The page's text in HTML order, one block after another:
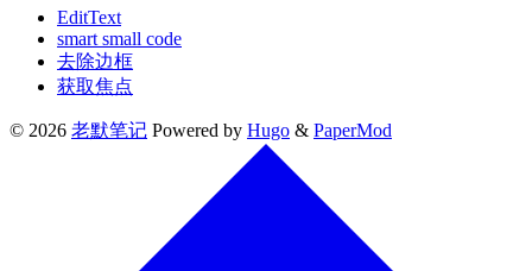
EditText
smart small code
去除边框
获取焦点
© 2026 老默笔记 Powered by Hugo & PaperMod